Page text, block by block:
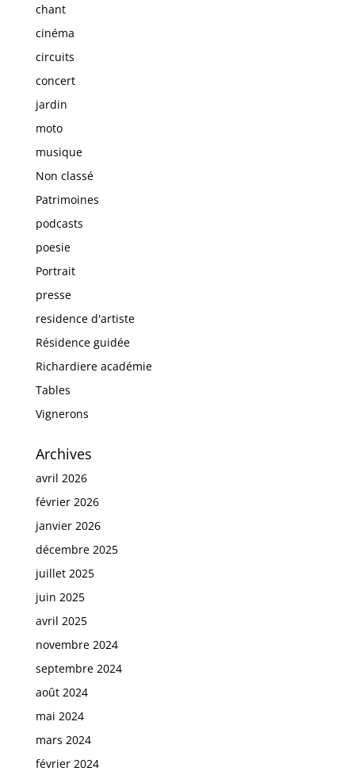
chant
cinéma
circuits
concert
jardin
moto
musique
Non classé
Patrimoines
podcasts
poesie
Portrait
presse
residence d'artiste
Résidence guidée
Richardiere académie
Tables
Vignerons
Archives
avril 2026
février 2026
janvier 2026
décembre 2025
juillet 2025
juin 2025
avril 2025
novembre 2024
septembre 2024
août 2024
mai 2024
mars 2024
février 2024